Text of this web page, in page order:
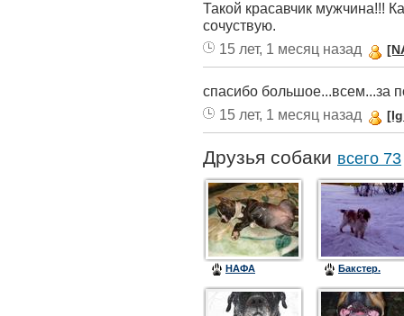
Такой красавчик мужчина!!!
сочуствую.
15 лет, 1 месяц назад
спасибо большое...всем...за
15 лет, 1 месяц назад
Друзья собаки всего 73
НАФА Бакстер.